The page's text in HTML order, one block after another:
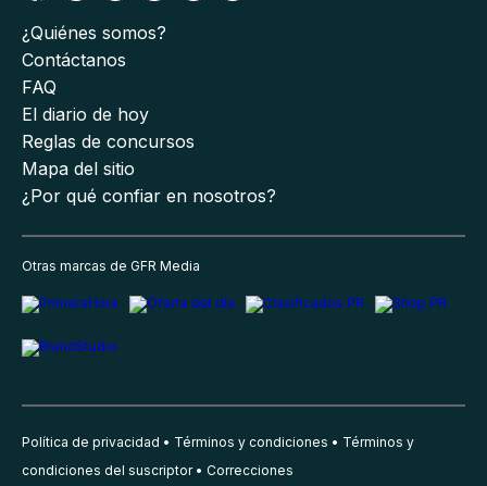
¿Quiénes somos?
Contáctanos
FAQ
El diario de hoy
Reglas de concursos
Mapa del sitio
¿Por qué confiar en nosotros?
Otras marcas de GFR Media
Política de privacidad Términos y condiciones
Términos y
condiciones del suscriptor
Correcciones